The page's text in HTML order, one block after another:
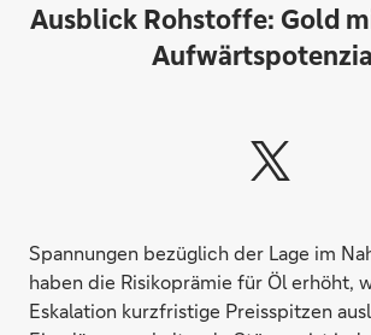
Ausblick Rohstoffe: Gold
Spannungen bezüglich der Lage im
haben die Risikoprämie für Öl erhöht,
Eskalation kurzfristige Preisspitzen